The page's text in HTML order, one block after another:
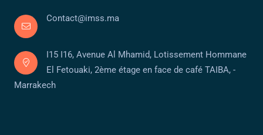
Contact@imss.ma
I15 I16, Avenue Al Mhamid, Lotissement Hommane
El Fetouaki, 2ème étage en face de café TAIBA, -
Marrakech